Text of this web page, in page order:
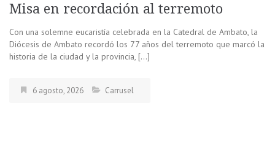
Misa en recordación al terremoto
Con una solemne eucaristía celebrada en la Catedral de Ambato, la
Diócesis de Ambato recordó los 77 años del terremoto que marcó la
historia de la ciudad y la provincia, […]
6 agosto, 2026 Carrusel